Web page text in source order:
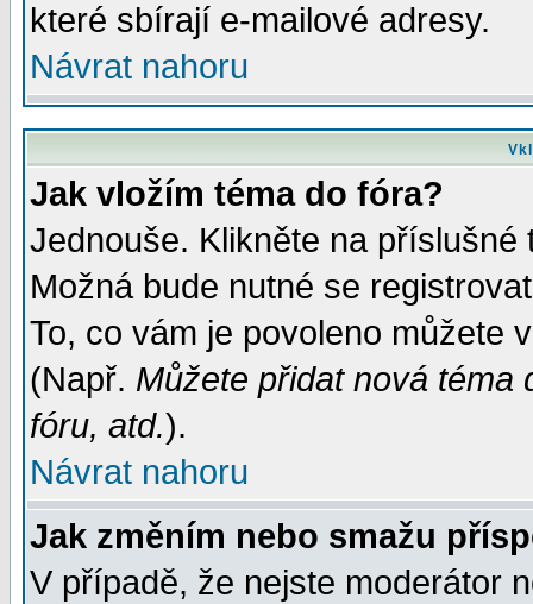
které sbírají e-mailové adresy.
Návrat nahoru
Jak vložím téma do fóra?
Jednouše. Klikněte na
Možná bude nutné se
To, co vám je povoleno můžete
(Např. Můžete přidat nová téma
fóru, atd.).
Návrat nahoru
Jak změním nebo smažu
V případě, že nejste moderátor